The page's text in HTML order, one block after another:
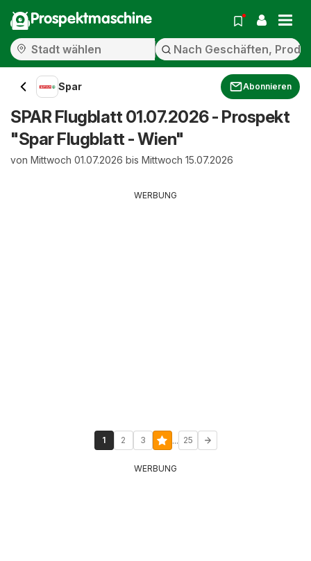
Prospektmaschine
Spar Abonnieren
SPAR Flugblatt 01.07.2026 - Prospekt
"Spar Flugblatt - Wien"
von Mittwoch 01.07.2026 bis Mittwoch 15.07.2026
WERBUNG
1 2 3 ... 25
WERBUNG